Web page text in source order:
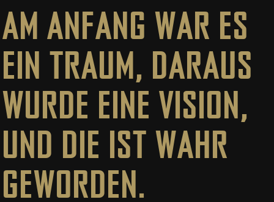
AM ANFANG WAR ES
EIN TRAUM, DARAUS
WURDE EINE VISION,
UND DIE IST WAHR
GEWORDEN.